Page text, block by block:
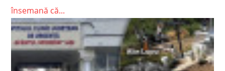
însemană că...